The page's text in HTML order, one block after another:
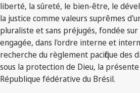
liberté, la sûreté, le bien-être, le
la justice comme valeurs suprêmes
pluraliste et sans préjugés, fondée
engagée, dans l'ordre interne et
recherche du règlement pacifique des
sous la protection de Dieu, la
République fédérative du Brésil.